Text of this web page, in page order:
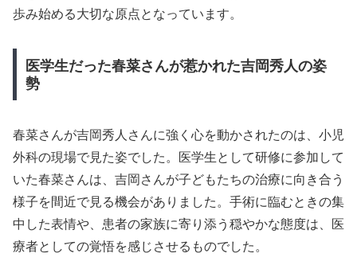
歩み始める大切な原点となっています。
医学生だった春菜さんが惹かれた吉岡秀人の姿
勢
春菜さんが吉岡秀人さんに強く心を動かされたのは、小児
外科の現場で見た姿でした。医学生として研修に参加して
いた春菜さんは、吉岡さんが子どもたちの治療に向き合う
様子を間近で見る機会がありました。手術に臨むときの集
中した表情や、患者の家族に寄り添う穏やかな態度は、医
療者としての覚悟を感じさせるものでした。